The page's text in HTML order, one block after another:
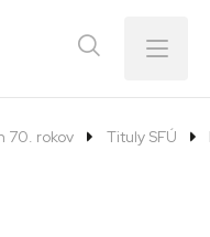
Menu
70. rokov Tituly SFÚ